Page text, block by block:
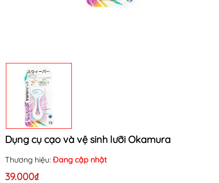
Dụng cụ cạo và vệ sinh lưỡi Okamura
Thương hiệu: Đang cập nhật
39.000₫